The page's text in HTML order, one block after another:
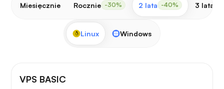
Miesięcznie Rocznie -30% 2 lata -40% 3 lata
Linux Windows
VPS BASIC